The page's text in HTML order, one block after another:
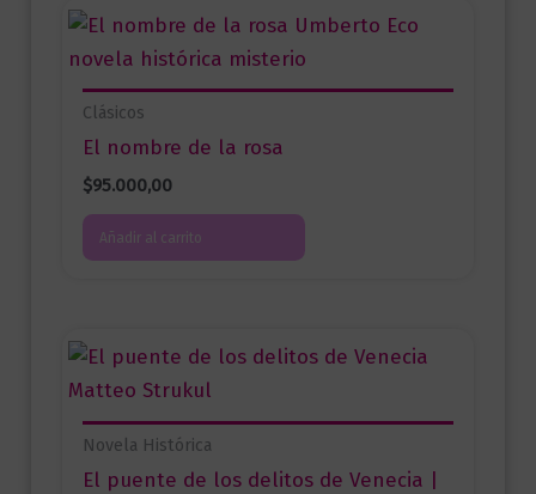
Clásicos
El nombre de la rosa
$95.000,00
Añadir al carrito
Novela Histórica
El puente de los delitos de Venecia |